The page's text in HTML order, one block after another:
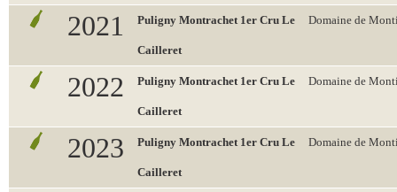
2021 Puligny Montrachet 1er Cru Le
Cailleret
Domaine de
2022 Puligny Montrachet 1er Cru Le
Cailleret
Domaine de
2023 Puligny Montrachet 1er Cru Le
Cailleret
Domaine de